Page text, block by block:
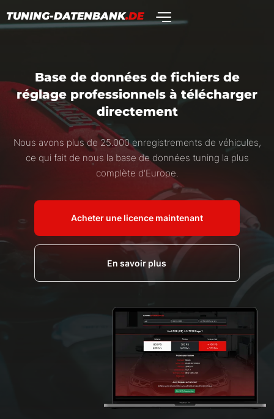
TUNING-DATENBANK.DE
Base de données de fichiers de
réglage professionnels à télécharger
directement
Nous avons plus de 25.000 enregistrements de véhicules,
ce qui fait de nous la base de données tuning la plus
complète d'Europe.
Acheter une licence maintenant
En savoir plus